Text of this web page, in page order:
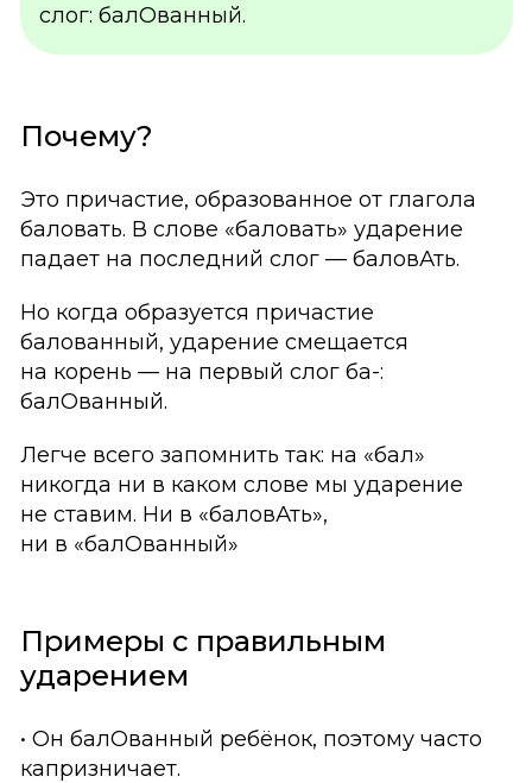
слог: балОванный.
Почему?
Это причастие, образованное от глагола
баловать. В слове «баловать» ударение
падает на последний слог — баловАть.
Но когда образуется причастие
балованный, ударение смещается
на корень — на первый слог ба-:
балОванный.
Легче всего запомнить так: на «бал»
никогда ни в каком слове мы ударение
не ставим. Ни в «баловАть»,
ни в «балОванный»
Примеры с правильным
ударением
• Он балОванный ребёнок, поэтому часто
капризничает.